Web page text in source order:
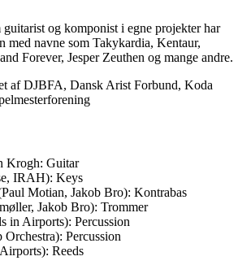
og komponist i egne projekter har
med navne som Takykardia, Kentaur,
Forever, Jesper Zeuthen og mange andre.
af DJBFA, Dansk Arist Forbund, Koda
Krogh: Guitar
IRAH): Keys
Motian, Jakob Bro): Kontrabas
Jakob Bro): Trommer
in Airports): Percussion
Percussion
Reeds